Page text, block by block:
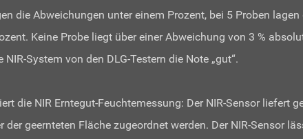
die Abweichungen unter einem Prozent, bei 5 Proben
Keine Probe liegt über einer Abweichung von 3 %
NIR-System von den DLG-Testern die Note „gut“.
die NIR Erntegut-Feuchtemessung: Der NIR-Sensor liefert
der geernteten Fläche zugeordnet werden. Der NIR-Sensor